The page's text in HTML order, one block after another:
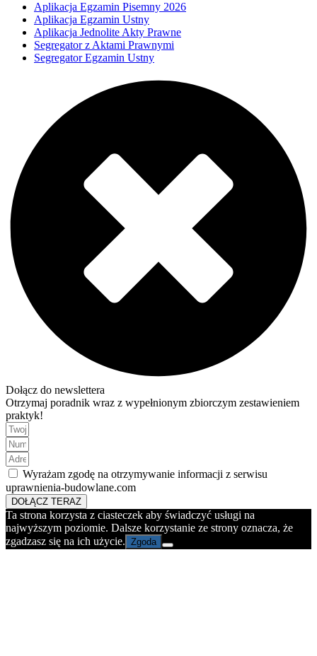
Aplikacja Egzamin Pisemny 2026
Aplikacja Egzamin Ustny
Aplikacja Jednolite Akty Prawne
Segregator z Aktami Prawnymi
Segregator Egzamin Ustny
Dołącz do newslettera
Otrzymaj poradnik wraz z wypełnionym zbiorczym zestawieniem
praktyk!
Wyrażam zgodę na otrzymywanie informacji z serwisu
uprawnienia-budowlane.com
DOŁĄCZ TERAZ
Ta strona korzysta z ciasteczek aby świadczyć usługi na
najwyższym poziomie. Dalsze korzystanie ze strony oznacza, że
zgadzasz się na ich użycie. Zgoda